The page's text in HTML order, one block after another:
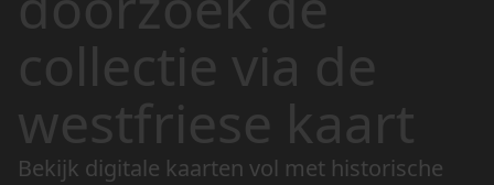
collectie via de
westfriese kaart
Bekijk digitale kaarten vol met historische